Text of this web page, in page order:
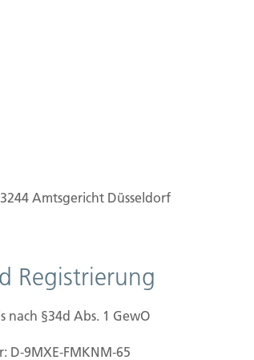
Amtsgericht Düsseldorf
Registrierung
nach §34d Abs. 1 GewO
D-9MXE-FMKNM-65